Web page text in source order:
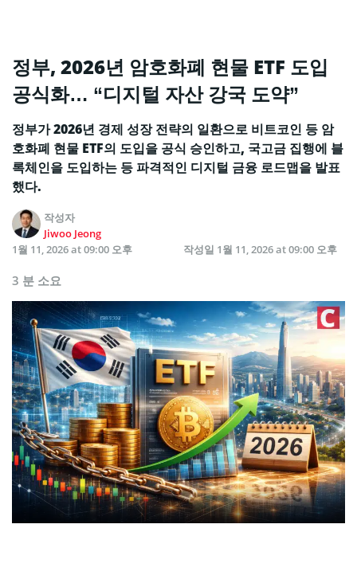
정부, 2026년 암호화폐 현물 ETF 도입
공식화… “디지털 자산 강국 도약”
정부가 2026년 경제 성장 전략의 일환으로 비트코인 등 암
호화폐 현물 ETF의 도입을 공식 승인하고, 국고금 집행에 블
록체인을 도입하는 등 파격적인 디지털 금융 로드맵을 발표
했다.
작성자
Jiwoo Jeong
1월 11, 2026 at 09:00 오후
작성일 1월 11, 2026 at 09:00 오후
3 분 소요